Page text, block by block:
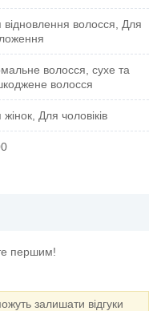
відновлення волосся, Для
волосся, сухе та
волосся
Для чоловіків
першим!
залишати відгуки